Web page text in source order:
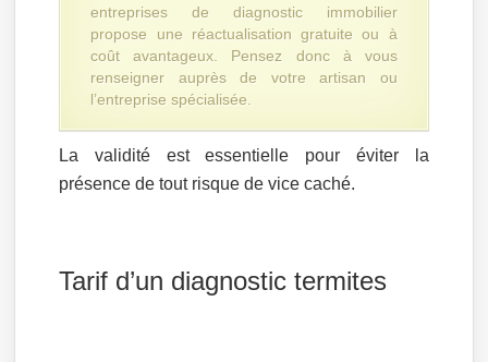
entreprises de diagnostic immobilier
propose une réactualisation gratuite ou à
coût avantageux. Pensez donc à vous
renseigner auprès de votre artisan ou
l’entreprise spécialisée.
La validité est essentielle pour éviter la
présence de tout risque de vice caché.
Tarif d’un diagnostic termites